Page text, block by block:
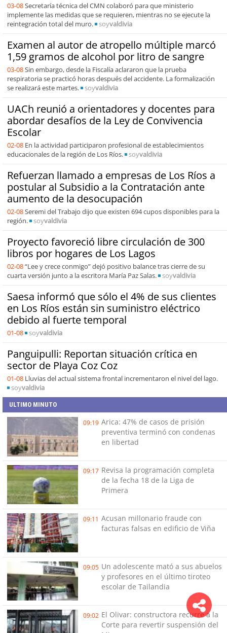
03-08Secretaría técnica del CMN colaboró para que ministerio
implemente las medidas que se requieren, mientras no se ejecute la
reintegración total del muro.
soyvaldivia
Examen al autor de atropello múltiple marcó
1,59 gramos de alcohol por litro de sangre
03-08Sin embargo, desde la Fiscalía aclararon que la prueba
respiratoria se practicó horas después del accidente. La formalización
se realizará este martes.
soyvaldivia
UACh reunió a orientadores y docentes para
abordar desafíos de la Ley de Convivencia
Escolar
02-08 En la actividad participaron profesional de establecimientos
educacionales de la región de Los Ríos.
soyvaldivia
Refuerzan llamado a empresas de Los Ríos a
postular al Subsidio a la Contratación ante
aumento de la desocupación
02-08Seremi del Trabajo dijo que existen 694 cupos disponibles para la
región.
soyvaldivia
Proyecto favoreció libre circulación de 300
libros por hogares de Los Lagos
02-08“Lee y crece conmigo” dejó positivo balance tras cierre de su
cuarta versión junto a la escritora María Paz Salas.
soyvaldivia
Saesa informó que sólo el 4% de sus clientes
en Los Ríos están sin suministro eléctrico
debido al fuerte temporal
01-08 soyvaldivia
Panguipulli: Reportan situación crítica en
sector de Playa Coz Coz
01-08 Lluvias del actual sistema frontal incrementaron el nivel del lago.
soyvaldivia
ULTIMO MINUTO
09:19 Arica: 47% de casos de prisión
preventiva terminó con condenas
en libertad
09:17 Revisa la programación completa
de la fecha 18 de la Liga de
Primera
09:11 Acusan millonario fraude con
facturas falsas en edificio de Viña
09:05 Un adolescente mató a sus abuelos
y profesores en el último tiroteo
escolar de Tailandia
09:02 El Olivar: constructora recurre a la
Corte para revertir suspensión del